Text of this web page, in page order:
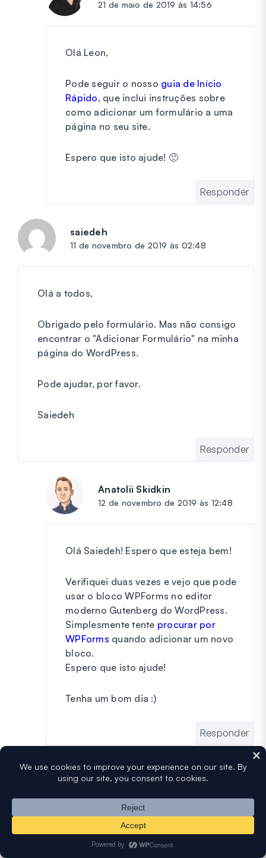
21 de maio de 2019 às 14:56
Olá Leon,
Pode seguir o nosso guia de Início
Rápido, que inclui instruções sobre
como adicionar um formulário a uma
página no seu site.
Espero que isto ajude! 🙂
Responder
saiedeh
11 de novembro de 2019 às 02:48
Olá a todos,
Obrigado pelo formulário. Mas não consigo
encontrar o "Adicionar Formulário" na minha
página do WordPress.
Pode ajudar, por favor.
Saiedeh
Responder
Anatolii Skidkin
12 de novembro de 2019 às 12:48
Olá Saiedeh! Espero que esteja bem!
Verifiquei duas vezes e vejo que pode
usar o bloco WPForms no editor
moderno Gutenberg do WordPress.
Simplesmente tente procurar por
WPForms quando adicionar um novo
bloco.
Espero que isto ajude!
Tenha um bom dia :)
Responder
Robert Peklajdiz:
14 de fevereiro de 2020 às 12:14
Segui as instruções sobre como adicionar o
formulário à página. Fiz isso, mas a página